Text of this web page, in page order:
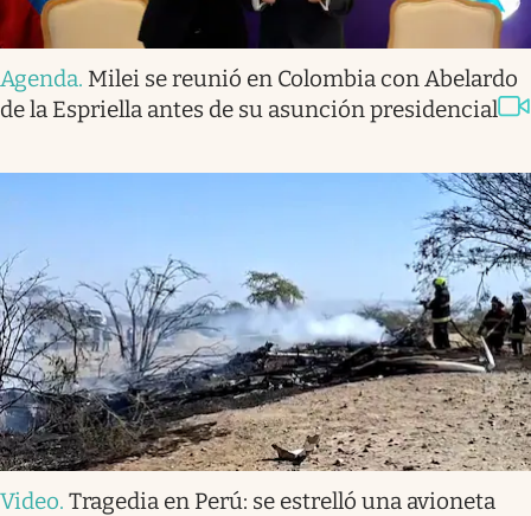
Agenda. Milei se reunió en Colombia con Abelardo
de la Espriella antes de su asunción presidencial
Video. Tragedia en Perú: se estrelló una avioneta